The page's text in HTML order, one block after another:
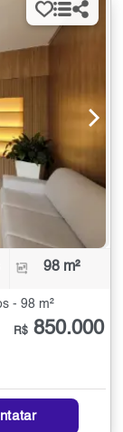
98 m²
- 98 m²
R$ 850.000